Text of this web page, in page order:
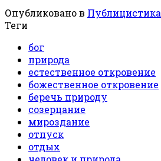
Опубликовано в Публицистика
Теги
бог
природа
естественное откровение
божественное откровение
беречь природу
созерцание
мироздание
отпуск
отдых